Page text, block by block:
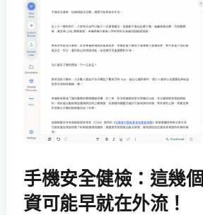
手機安全健檢：這幾
資可能早就在外流！